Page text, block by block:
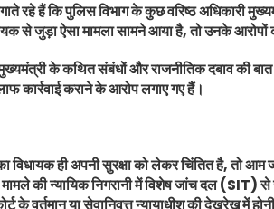
रहे हैं कि पुलिस विभाग के कुछ वरिष्ठ अधिकारी
से जुड़ा ऐसा मामला सामने आया है, तो उनके आरोपों
के कथित संबंधों और राजनीतिक दबाव की
कार्रवाई कराने के आरोप लगाए गए हैं।
विधायक ही अपनी सुरक्षा को लेकर चिंतित है, तो आम
की न्यायिक निगरानी में विशेष जांच दल (SIT)